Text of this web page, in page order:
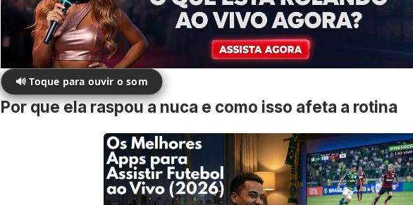
🔊 Toque para ouvir o som
Por que ela raspou a nuca e como isso afeta a rotina